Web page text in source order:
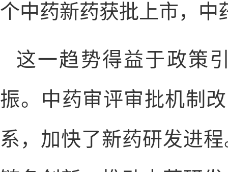
个中药新药获批上市，中
这一趋势得益于政策
振。中药审评审批机制
系，加快了新药研发进